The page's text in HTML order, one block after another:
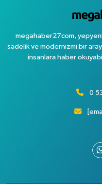
megahaber27com,
sadelik ve modernizmi bir
insanlara haber
0